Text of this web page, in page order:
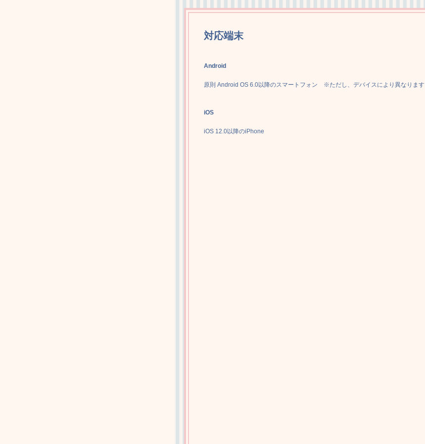
対応端末
Android
原則 Android OS 6.0以降のスマートフォン ※ただし、デバイスにより異なります
iOS
iOS 12.0以降のiPhone